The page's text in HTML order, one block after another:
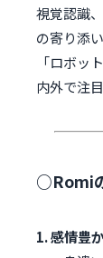
視覚認識
の寄り添
「ロボッ
内外で注
○Romi
1. 感情豊